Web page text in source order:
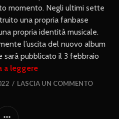
momento. Negli ultimi sette
una propria fanbase
propria identità musicale.
l’uscita del nuovo album
sarà pubblicato il 3 febbraio
a leggere
LASCIA UN COMMENTO